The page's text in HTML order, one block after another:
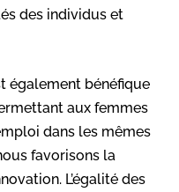
des individus et
également bénéfique
aux femmes
dans les mêmes
favorisons la
L’égalité des